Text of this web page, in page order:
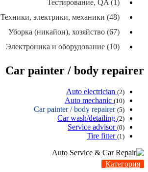
Тестирование, QA (1)
Техники, электрики, механики (48)
Уборка (никайон), хозяйство (67)
Электроника и оборудование (10)
Car painter / body repairer
Auto electrician (2)
Auto mechanic (10)
Car painter / body repairer (5)
Car wash/detailing (2)
Service advisor (0)
Tire fitter (1)
Категория